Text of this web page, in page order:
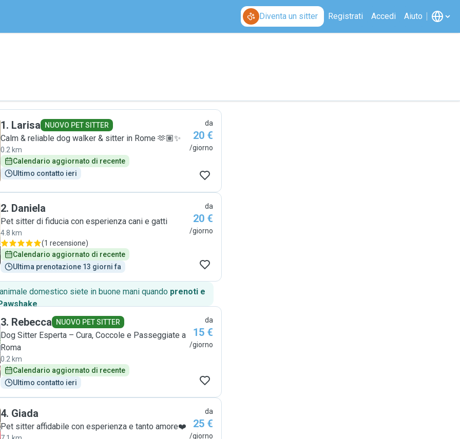
Diventa un sitter Registrati Accedi Aiuto
1. Larisa NUOVO PET SITTER
Calm & reliable dog walker & sitter in Rome 🫶🏽✨
0.2 km
Calendario aggiornato di recente
Ultimo contatto ieri
da
20 €
/giorno
2. Daniela
Pet sitter di fiducia con esperienza cani e gatti
4.8 km
(1 recensione)
Calendario aggiornato di recente
Ultima prenotazione 13 giorni fa
da
20 €
/giorno
domestico siete in buone mani quando prenoti e
.
3. Rebecca NUOVO PET SITTER
Dog Sitter Esperta – Cura, Coccole e Passeggiate a
Roma
0.2 km
Calendario aggiornato di recente
Ultimo contatto ieri
da
15 €
/giorno
4. Giada
Pet sitter affidabile con esperienza e tanto amore❤️
da
25 €
/giorno